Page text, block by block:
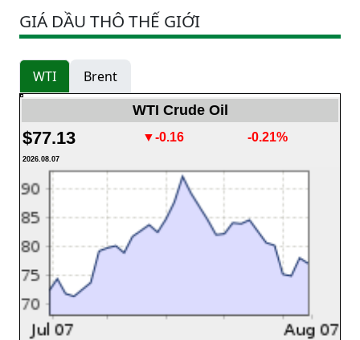
GIÁ DẦU THÔ THẾ GIỚI
WTI Brent
WTI Crude Oil
$77.13 ▼-0.16 -0.21%
2026.08.07